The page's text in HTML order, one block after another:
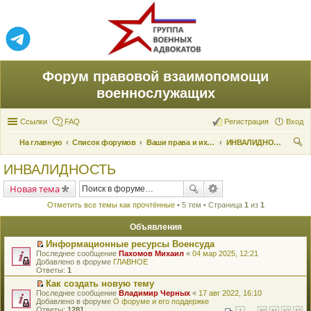
Форум правовой взаимопомощи
военнослужащих
Ссылки FAQ Вход
Регистрация
На главную Список форумов Ваши права и их реализация
ИНВАЛИДНОСТЬ
ИНВАЛИДНОСТЬ
Новая тема
Отметить все темы как прочтённые• 5 тем • Страница 1 из 1
Объявления
П
е
р
е
й
т
и
Информационные ресурсы Военсуда
Последнее сообщение Пахомов Михаил « 04 мар 2025, 12:21
Добавлено в форуме ГЛАВНОЕ
Ответы: 1
П
е
р
Как создать новую тему
Последнее сообщение Владимир Черных « 17 авг 2022, 16:10
Добавлено в форуме О форуме и его поддержке